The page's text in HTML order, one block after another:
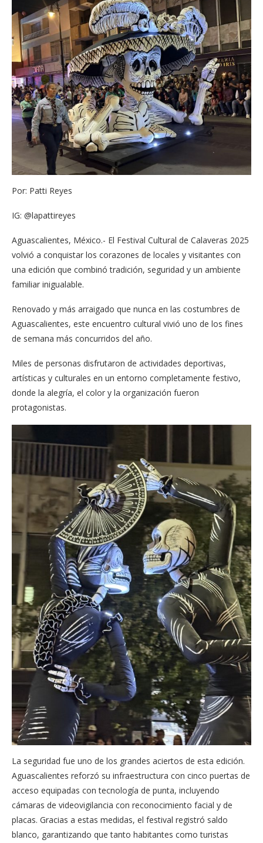
Por: Patti Reyes
IG: @lapattireyes
Aguascalientes, México.- El Festival Cultural de Calaveras 2025
volvió a conquistar los corazones de locales y visitantes con
una edición que combinó tradición, seguridad y un ambiente
familiar inigualable.
Renovado y más arraigado que nunca en las costumbres de
Aguascalientes, este encuentro cultural vivió uno de los fines
de semana más concurridos del año.
Miles de personas disfrutaron de actividades deportivas,
artísticas y culturales en un entorno completamente festivo,
donde la alegría, el color y la organización fueron
protagonistas.
La seguridad fue uno de los grandes aciertos de esta edición.
Aguascalientes reforzó su infraestructura con cinco puertas de
acceso equipadas con tecnología de punta, incluyendo
cámaras de videovigilancia con reconocimiento facial y de
placas. Gracias a estas medidas, el festival registró saldo
blanco, garantizando que tanto habitantes como turistas